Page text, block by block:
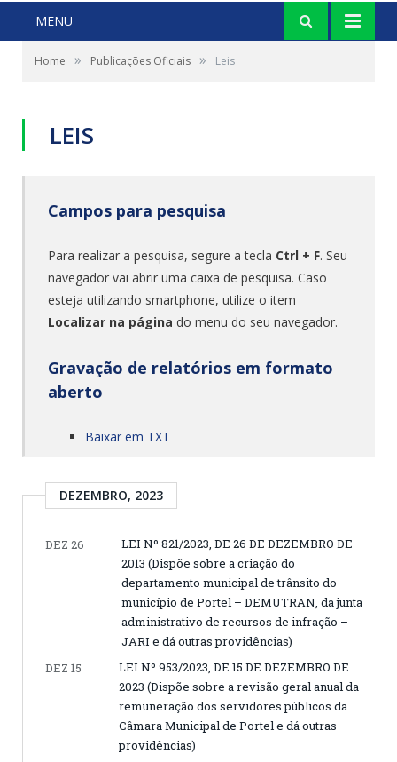
MENU
Home » Publicações Oficiais » Leis
LEIS
Campos para pesquisa
Para realizar a pesquisa, segure a tecla Ctrl + F. Seu
navegador vai abrir uma caixa de pesquisa. Caso
esteja utilizando smartphone, utilize o item
Localizar na página do menu do seu navegador.
Gravação de relatórios em formato
aberto
Baixar em TXT
DEZEMBRO, 2023
DEZ 26
LEI Nº 821/2023, DE 26 DE DEZEMBRO DE
2013 (Dispõe sobre a criação do
departamento municipal de trânsito do
município de Portel – DEMUTRAN, da junta
administrativo de recursos de infração –
JARI e dá outras providências)
DEZ 15
LEI Nº 953/2023, DE 15 DE DEZEMBRO DE
2023 (Dispõe sobre a revisão geral anual da
remuneração dos servidores públicos da
Câmara Municipal de Portel e dá outras
providências)